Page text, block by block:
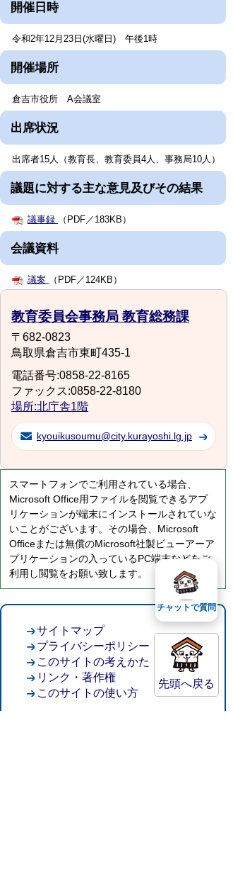
開催日時
令和2年12月23日(水曜日) 午後1時
開催場所
倉吉市役所 A会議室
出席状況
出席者15人（教育長、教育委員4人、事務局10人）
議題に対する主な意見及びその結果
議事録 （PDF／183KB）
会議資料
議案 （PDF／124KB）
教育委員会事務局 教育総務課
〒682-0823
鳥取県倉吉市東町435-1
電話番号:0858-22-8165
ファックス:0858-22-8180
場所:北庁舎1階
kyouikusoumu@city.kurayoshi.lg.jp
スマートフォンでご利用されている場合、
Microsoft Office用ファイルを閲覧できるアプ
リケーションが端末にインストールされていな
いことがございます。その場合、Microsoft
Officeまたは無償のMicrosoft社製ビューアーア
プリケーションの入っているPC端末などをご
利用し閲覧をお願い致します。
先頭へ戻る
サイトマップ
プライバシーポリシー
このサイトの考えかた
リンク・著作権
このサイトの使い方
チャットで質問